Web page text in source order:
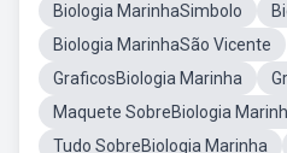
Biologia MarinhaSimbolo
Biologia MarinhaSão Vicente
GraficosBiologia Marinha
Maquete SobreBiologia
Tudo SobreBiologia Marinha